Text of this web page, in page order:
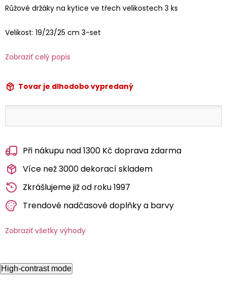
Růžové držáky na kytice ve třech velikostech 3 ks
Velikost: 19/23/25 cm 3-set
Zobraziť celý popis
Tovar je dlhodobo vypredaný
Při nákupu nad 1300 Kč doprava zdarma
Více než 3000 dekorací skladem
Zkrášlujeme již od roku 1997
Trendové nadčasové doplňky a barvy
Zobraziť všetky výhody
High-contrast mode